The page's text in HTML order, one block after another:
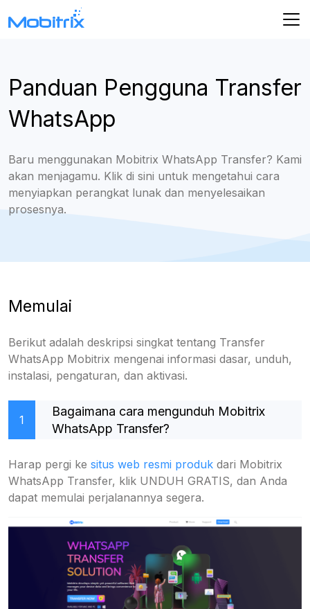
Panduan Pengguna Transfer
WhatsApp
Baru menggunakan Mobitrix WhatsApp Transfer? Kami
akan menjagamu. Klik di sini untuk mengetahui cara
menyiapkan perangkat lunak dan menyelesaikan
prosesnya.
Memulai
Berikut adalah deskripsi singkat tentang Transfer
WhatsApp Mobitrix mengenai informasi dasar, unduh,
instalasi, pengaturan, dan aktivasi.
1
Bagaimana cara mengunduh Mobitrix
WhatsApp Transfer?
Harap pergi ke situs web resmi produk dari Mobitrix
WhatsApp Transfer, klik UNDUH GRATIS, dan Anda
dapat memulai perjalanannya segera.